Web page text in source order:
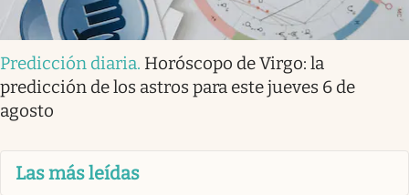
Predicción diaria. Horóscopo de Virgo: la
predicción de los astros para este jueves 6 de
agosto
Las más leídas